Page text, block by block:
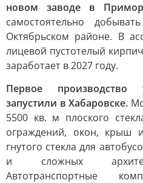
новом заводе в
самостоятельно
Октябрьском районе. В
лицевой пустотелый
заработает в 2027 году.
Первое производство
запустили в Хабаровске.
5500 кв. м плоского
ограждений, окон,
гнутого стекла для
и сложных
Автотранспортные